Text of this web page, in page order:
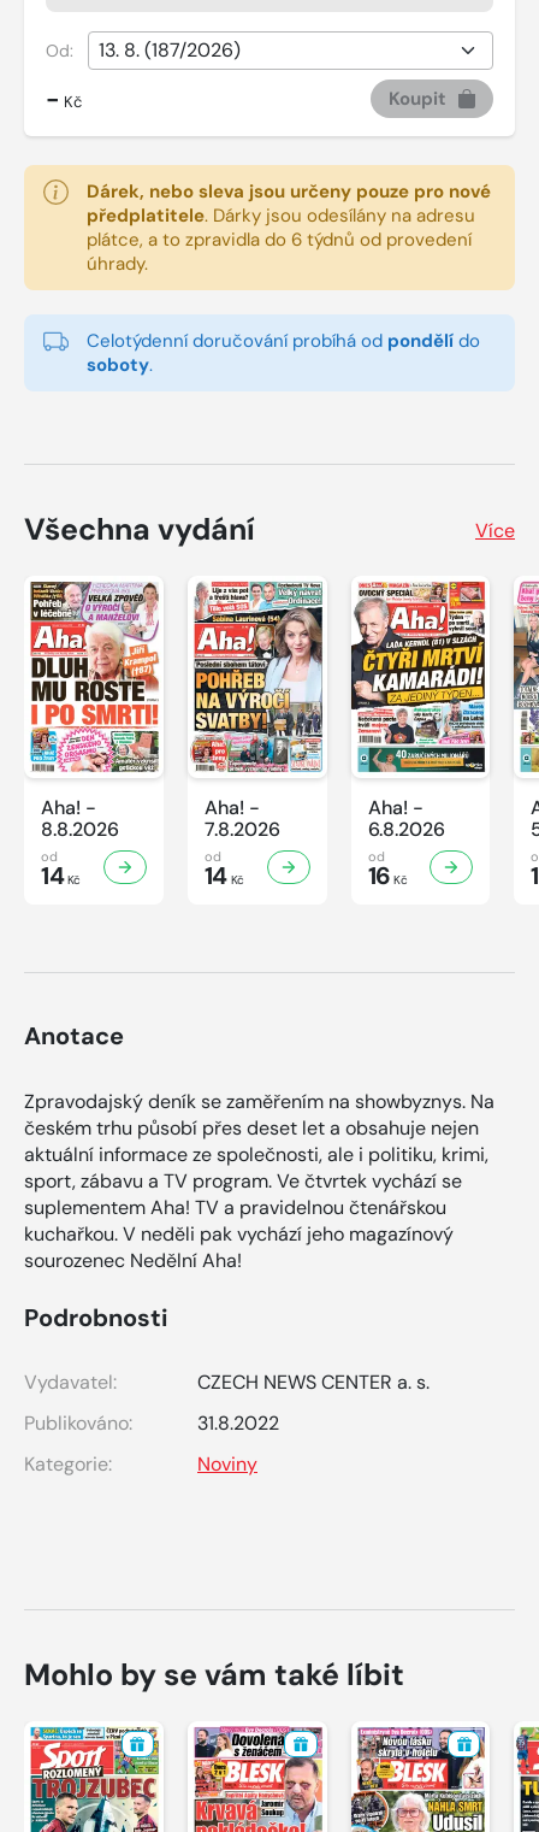
Od:
- Kč Koupit
Dárek, nebo sleva jsou určeny pouze pro nové
předplatitele. Dárky jsou odesílány na adresu
plátce, a to zpravidla do 6 týdnů od provedení
úhrady.
Celotýdenní doručování probíhá od pondělí do
soboty.
Všechna vydání Více
Aha! -
8.8.2026
od
14Kč
Aha! -
7.8.2026
od
14Kč
Aha! -
6.8.2026
od
16 Kč
Anotace
Zpravodajský deník se zaměřením na showbyznys. Na
českém trhu působí přes deset let a obsahuje nejen
aktuální informace ze společnosti, ale i politiku, krimi,
sport, zábavu a TV program. Ve čtvrtek vychází se
suplementem Aha! TV a pravidelnou čtenářskou
kuchařkou. V neděli pak vychází jeho magazínový
sourozenec Nedělní Aha!
Podrobnosti
Vydavatel:
CZECH NEWS CENTER a. s.
Publikováno:
31.8.2022
Kategorie:
Noviny
Mohlo by se vám také líbit